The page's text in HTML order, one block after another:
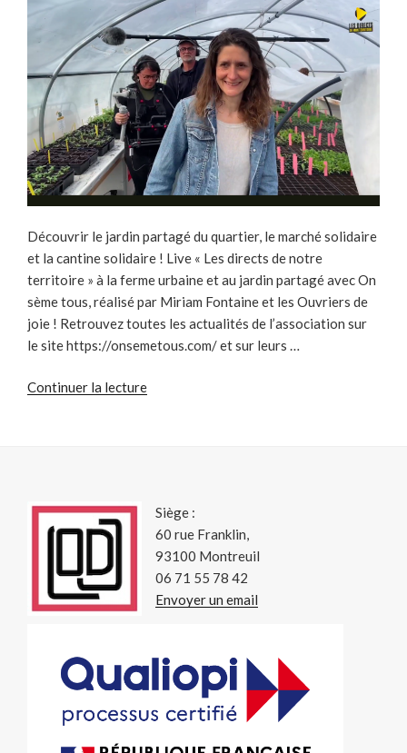
noue.ons
des
liens
–
Atelier
de
customisation
de
la
chaise
mise-
en-
scène
Découvrir le jardin partagé du quartier, le marché solidaire
et la cantine solidaire ! Live « Les directs de notre
territoire » à la ferme urbaine et au jardin partagé avec On
sème tous, réalisé par Miriam Fontaine et les Ouvriers de
joie ! Retrouvez toutes les actualités de l’association sur
le site https://onsemetous.com/ et sur leurs …
Continuer la lecturede
On
sème
tous »
Siège :
60 rue Franklin,
93100 Montreuil
06 71 55 78 42
Envoyer un email